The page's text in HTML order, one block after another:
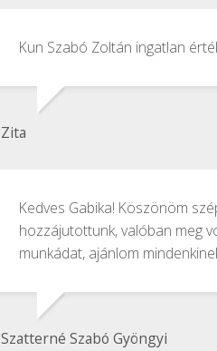
Kun Szabó Zoltán ingatlan
Zita
Kedves Gabika! Köszönöm
hozzájutottunk, valóban meg
munkádat, ajánlom
Szatterné Szabó Gyöngyi